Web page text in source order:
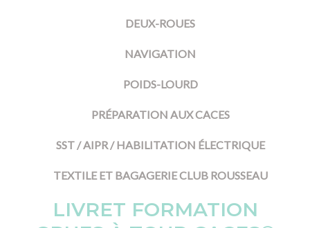
DEUX-ROUES
NAVIGATION
POIDS-LOURD
PRÉPARATION AUX CACES
SST / AIPR / HABILITATION ÉLECTRIQUE
TEXTILE ET BAGAGERIE CLUB ROUSSEAU
LIVRET FORMATION